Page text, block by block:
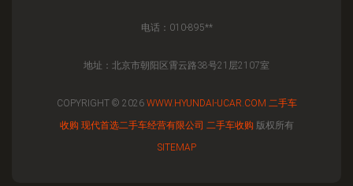
电话：010-895**
地址：北京市朝阳区霄云路38号21层2107室
COPYRIGHT © 2026 WWW.HYUNDAI-UCAR.COM 二手车
收购 现代首选二手车经营有限公司 二手车收购 版权所有
SITEMAP